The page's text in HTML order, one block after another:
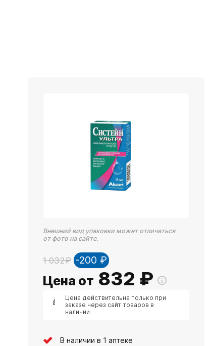
Внешний вид упаковки может отличаться
от фото на сайте.
1 032₽ -200 ₽
Цена от 832 ₽
Цена действительна только при
заказе через сайт товаров в
наличии
В наличии в 1 аптеке